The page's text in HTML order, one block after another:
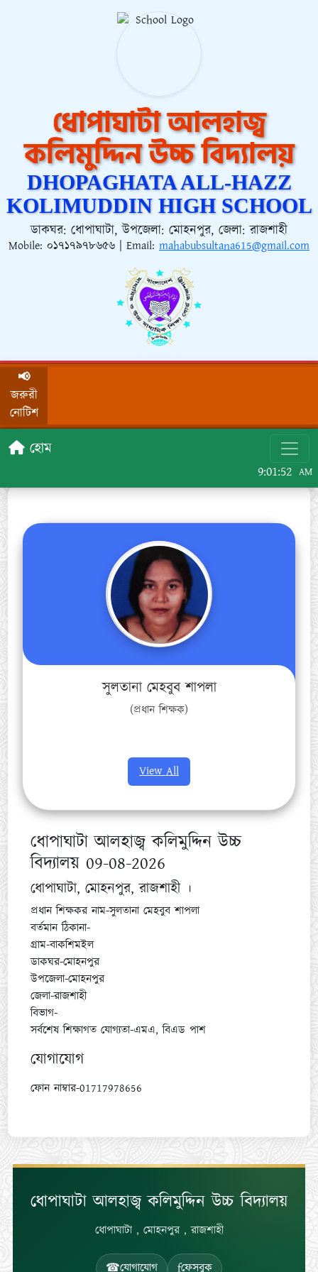
ধোপাঘাটা আলহাজ্ব
কলিমুদ্দিন উচ্চ বিদ্যালয়
DHOPAGHATA ALL-HAZZ
KOLIMUDDIN HIGH SCHOOL
ডাকঘর: ধোপাঘাটা, উপজেলা: মোহনপুর, জেলা: রাজশাহী
Mobile: ০১৭১৭৯৭৮৬৫৬ | Email: mahabubsultana615@gmail.com
📢
জরুরী
নোটিশ
হোম
9:01:52 AM
সুলতানা মেহবুব শাপলা
(প্রধান শিক্ষক)
View All
ধোপাঘাটা আলহাজ্ব কলিমুদ্দিন উচ্চ
বিদ্যালয় 09-08-2026
ধোপাঘাটা, মোহনপুর, রাজশাহী ।
প্রধান শিক্ষকর নাম-সুলতানা মেহবুব শাপলা
বর্তমান ঠিকানা-
গ্রাম-বাকশিমইল
ডাকঘর-মোহনপুর
উপজেলা-মোহনপুর
জেলা-রাজশাহী
বিভাগ-
সর্বশেষ শিক্ষাগত যোগ্যতা-এমএ, বিএড পাশ
যোগাযোগ
ফোন নাম্বার-01717978656
ধোপাঘাটা আলহাজ্ব কলিমুদ্দিন উচ্চ বিদ্যালয়
ধোপাঘাটা , মোহনপুর , রাজশাহী
☎যোগাযোগ fফেসবুক